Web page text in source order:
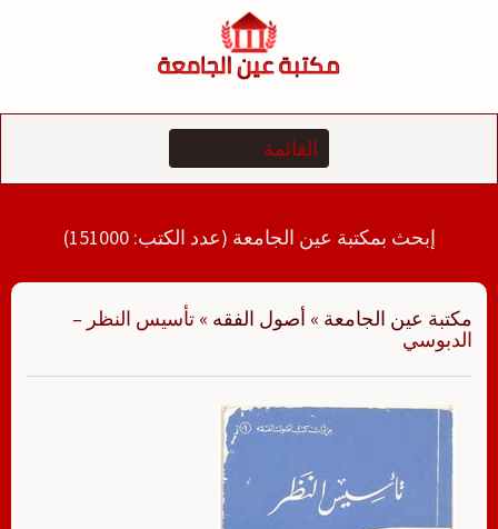
إبحث بمكتبة عين الجامعة (عدد الكتب: 151000)
مكتبة عين الجامعة » أصول الفقه » تأسيس النظر –
الدبوسي